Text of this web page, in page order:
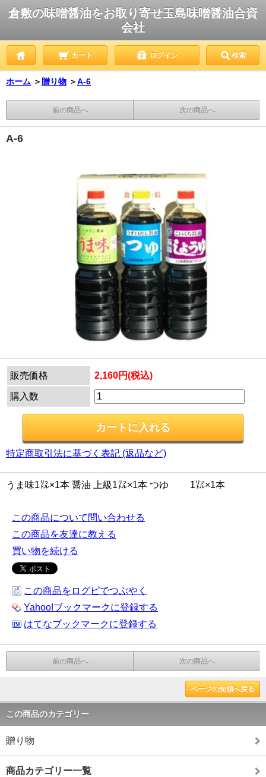
倉敷の味噌醤油をお取り寄せ玉島味噌醤油合資
会社
カート ログイン 検索
ホーム ＞ 贈り物 ＞A-6
前の商品へ 次の商品へ
A-6
販売価格 2,160円(税込)
購入数
特定商取引法に基づく表記 (返品など)
うま味1㍑×1本 醤油 上級1㍑×1本 つゆ 1㍑×1本
この商品について問い合わせる
この商品を友達に教える
買い物を続ける
この商品をログピでつぶやく
Yahoo!ブックマークに登録する
はてなブックマークに登録する
前の商品へ 次の商品へ
ページの先頭へ戻る
この商品のカテゴリー
贈り物
商品カテゴリー一覧